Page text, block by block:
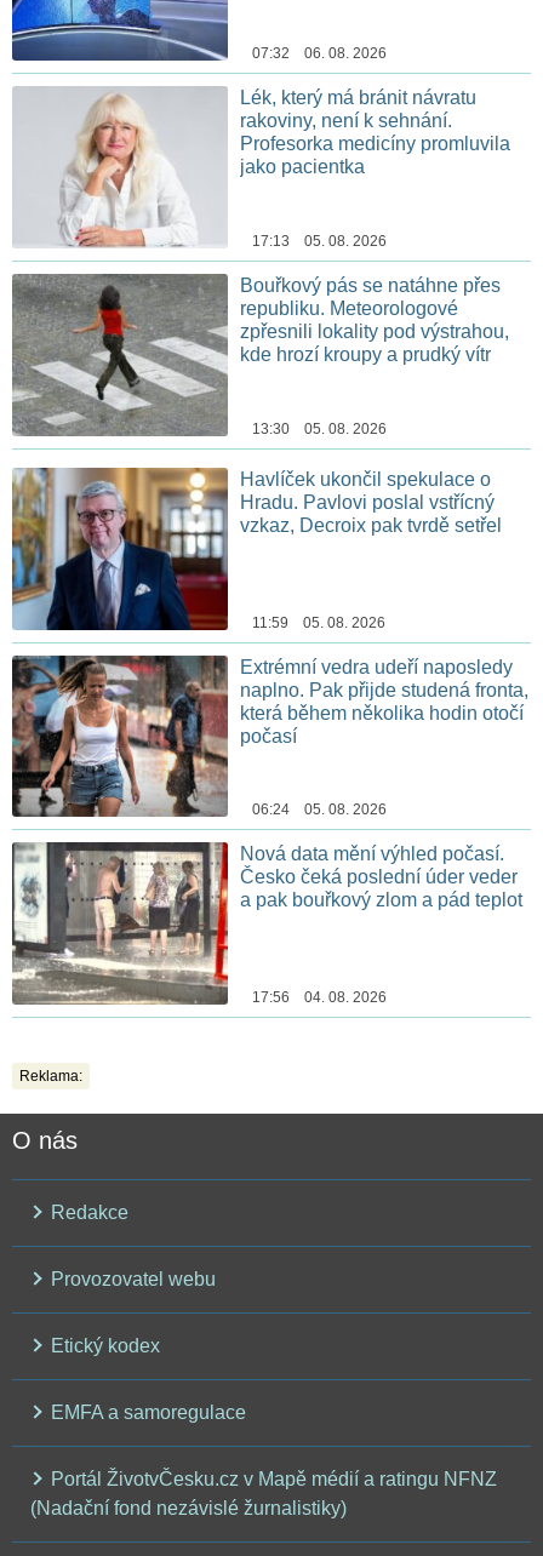
07:32 06. 08. 2026
Lék, který má bránit návratu
rakoviny, není k sehnání.
Profesorka medicíny promluvila
jako pacientka
17:13 05. 08. 2026
Bouřkový pás se natáhne přes
republiku. Meteorologové
zpřesnili lokality pod výstrahou,
kde hrozí kroupy a prudký vítr
13:30 05. 08. 2026
Havlíček ukončil spekulace o
Hradu. Pavlovi poslal vstřícný
vzkaz, Decroix pak tvrdě setřel
11:59 05. 08. 2026
Extrémní vedra udeří naposledy
naplno. Pak přijde studená fronta,
která během několika hodin otočí
počasí
06:24 05. 08. 2026
Nová data mění výhled počasí.
Česko čeká poslední úder veder
a pak bouřkový zlom a pád teplot
17:56 04. 08. 2026
Reklama:
O nás
Redakce
Provozovatel webu
Etický kodex
EMFA a samoregulace
Portál ŽivotvČesku.cz v Mapě médií a ratingu NFNZ
(Nadační fond nezávislé žurnalistiky)